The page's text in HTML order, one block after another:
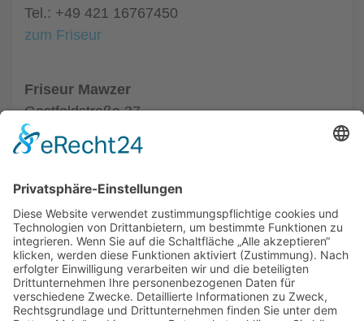
Tel.: +49 421 16767450
zum Friseur
Friseur Mawzer
Gastfeldstraße 37
28201 Bremen
Tel.: +49 421 59748874
ALLGEMEIN